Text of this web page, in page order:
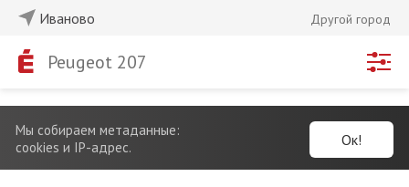
Иваново Другой город
Peugeot 207
Мы собираем метаданные:
cookies и IP-адрес.
Ок!